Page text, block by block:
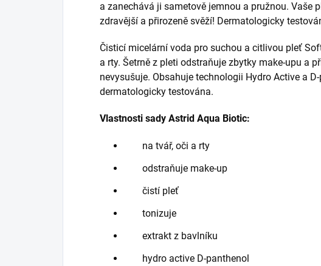
a zanechává ji sametově jemnou a pružnou. Vaše
zdravější a přirozeně svěží! Dermatologicky
Čisticí micelární voda pro suchou a citlivou pleť
a rty. Šetrně z pleti odstraňuje zbytky make-upu a
nevysušuje. Obsahuje technologii Hydro Active a
dermatologicky testována.
Vlastnosti sady Astrid Aqua Biotic:
na tvář, oči a rty
odstraňuje make-up
čistí pleť
tonizuje
extrakt z bavlníku
hydro active D-panthenol